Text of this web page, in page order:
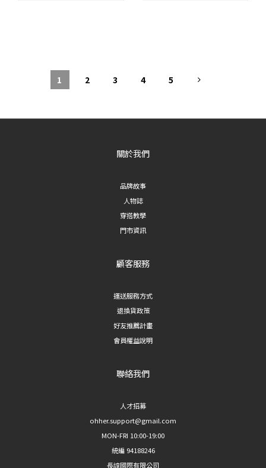
1 2 3 4 5
關於我們
品牌故事
人物誌
穿搭教學
門市資訊
顧客服務
運送服務方式
退換貨政策
好友推薦計畫
會員權益說明
聯絡我們
人才招募
ohher.support@gmail.com
MON-FRI 10:00-19:00
統編 94188246
長諄國際有限公司